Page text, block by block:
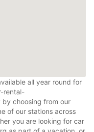
all year round for
rental-
choosing from our
of our stations across
you are looking for car